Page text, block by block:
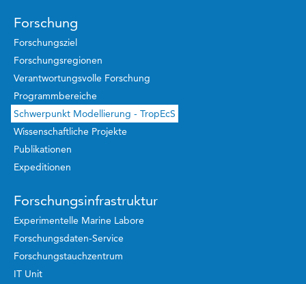
Forschung
Forschungsziel
Forschungsregionen
Verantwortungsvolle Forschung
Programmbereiche
Schwerpunkt Modellierung - TropEcS
Wissenschaftliche Projekte
Publikationen
Expeditionen
Forschungsinfrastruktur
Experimentelle Marine Labore
Forschungsdaten-Service
Forschungstauchzentrum
IT Unit